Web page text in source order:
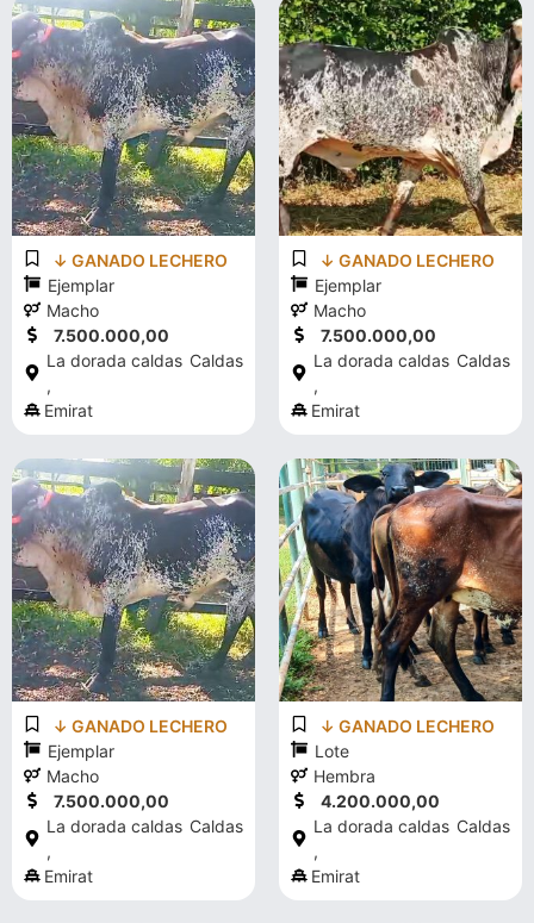
↓ GANADO LECHERO
Ejemplar
Macho
7.500.000,00
La dorada caldas
,
Caldas
Emirat
↓ GANADO LECHERO
Ejemplar
Macho
7.500.000,00
La dorada caldas
,
Caldas
Emirat
↓ GANADO LECHERO
Ejemplar
Macho
7.500.000,00
La dorada caldas
,
Caldas
Emirat
↓ GANADO LECHERO
Lote
Hembra
4.200.000,00
La dorada caldas
,
Caldas
Emirat